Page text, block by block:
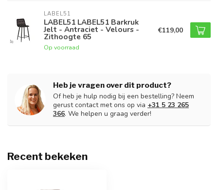
LABEL51
LABEL51 LABEL51 Barkruk
Jelt - Antraciet - Velours -
Zithoogte 65
Op voorraad
€119,00
Heb je vragen over dit product?
Of heb je hulp nodig bij een bestelling? Neem
gerust contact met ons op via +31 5 23 265
366. We helpen u graag verder!
Recent bekeken